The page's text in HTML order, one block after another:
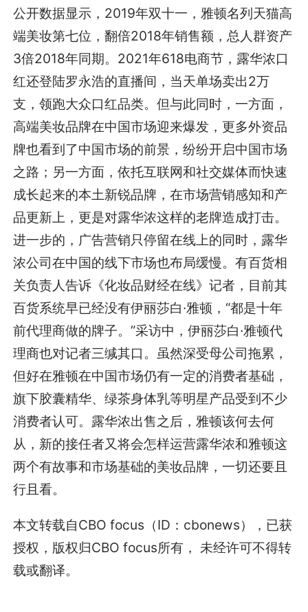
公开数据显示，2019年双十一，雅顿名列天猫高
端美妆第七位，翻倍2018年销售额，总人群资产
3倍2018年同期。2021年618电商节，露华浓口
红还登陆罗永浩的直播间，当天单场卖出2万
支，领跑大众口红品类。但与此同时，一方面，
高端美妆品牌在中国市场迎来爆发，更多外资品
牌也看到了中国市场的前景，纷纷开启中国市场
之路；另一方面，依托互联网和社交媒体而快速
成长起来的本土新锐品牌，在市场营销感知和产
品更新上，更是对露华浓这样的老牌造成打击。
进一步的，广告营销只停留在线上的同时，露华
浓公司在中国的线下市场也布局缓慢。有百货相
关负责人告诉《化妆品财经在线》记者，目前其
百货系统早已经没有伊丽莎白·雅顿，“都是十年
前代理商做的牌子。”采访中，伊丽莎白·雅顿代
理商也对记者三缄其口。虽然深受母公司拖累，
但好在雅顿在中国市场仍有一定的消费者基础，
旗下胶囊精华、绿茶身体乳等明星产品受到不少
消费者认可。露华浓出售之后，雅顿该何去何
从，新的接任者又将会怎样运营露华浓和雅顿这
两个有故事和市场基础的美妆品牌，一切还要且
行且看。
本文转载自CBO focus（ID：cbonews），已获
授权，版权归CBO focus所有， 未经许可不得转
载或翻译。